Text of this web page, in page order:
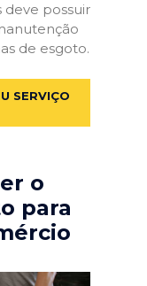
deve possuir
de esgoto.
SERVIÇO
o
para